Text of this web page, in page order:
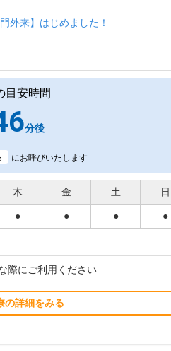
外来】はじめました！
目安時間
分後
にお呼びいたします
木 金 土 日
● ● ● ●
際にご利用ください
の詳細をみる